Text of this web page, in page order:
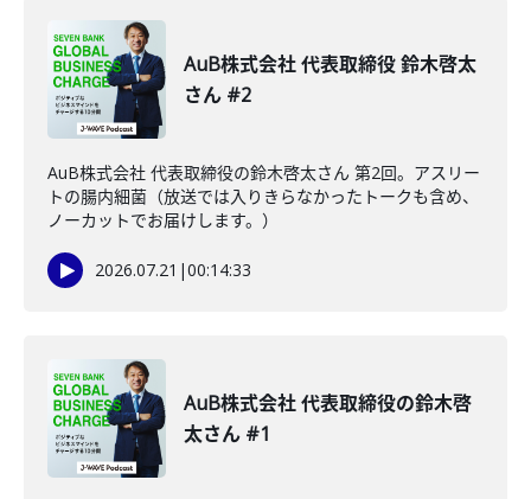
AuB株式会社 代表取締役 鈴木啓太
さん #2
AuB株式会社 代表取締役の鈴木啓太さん 第2回。アスリー
トの腸内細菌（放送では入りきらなかったトークも含め、
ノーカットでお届けします。）
2026.07.21 |00:14:33
AuB株式会社 代表取締役の鈴木啓
太さん #1